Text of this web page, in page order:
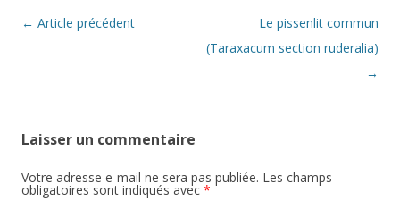
Navigation
← Article précédent
Le pissenlit commun
(Taraxacum section ruderalia)
→
Laisser un commentaire
Votre adresse e-mail ne sera pas publiée. Les champs
obligatoires sont indiqués avec *